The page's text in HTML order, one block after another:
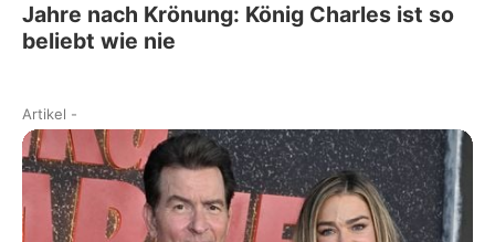
Jahre nach Krönung: König Charles ist so
beliebt wie nie
Artikel -